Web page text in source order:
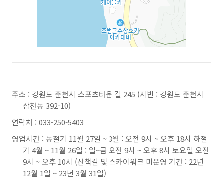
주소 : 강원도 춘천시 스포츠타운 길 245 (지번 : 강원도 춘천시
삼천동 392-10)
연락처 : 033-250-5403
영업시간 : 동절기 11월 27일 ~ 3월 : 오전 9시 ~ 오후 18시 하절
기 4월 ~ 11월 26일 : 일~금 오전 9시 ~ 오후 8시 토요일 오전
9시 ~ 오후 10시 (산책길 및 스카이워크 미운영 기간 : 22년
12월 1일 ~ 23년 3월 31일)